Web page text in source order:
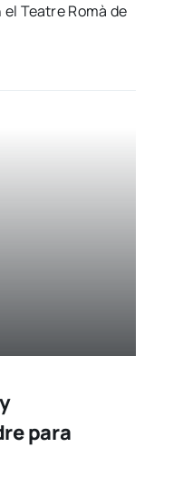
Tea­tre Romà de
para